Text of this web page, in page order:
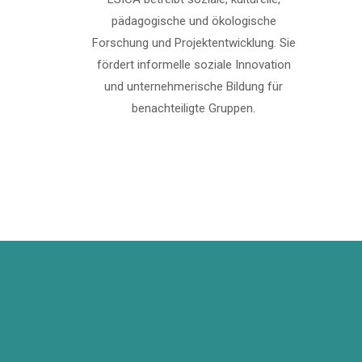
pädagogische und ökologische
Forschung und Projektentwicklung. Sie
fördert informelle soziale Innovation
und unternehmerische Bildung für
benachteiligte Gruppen.